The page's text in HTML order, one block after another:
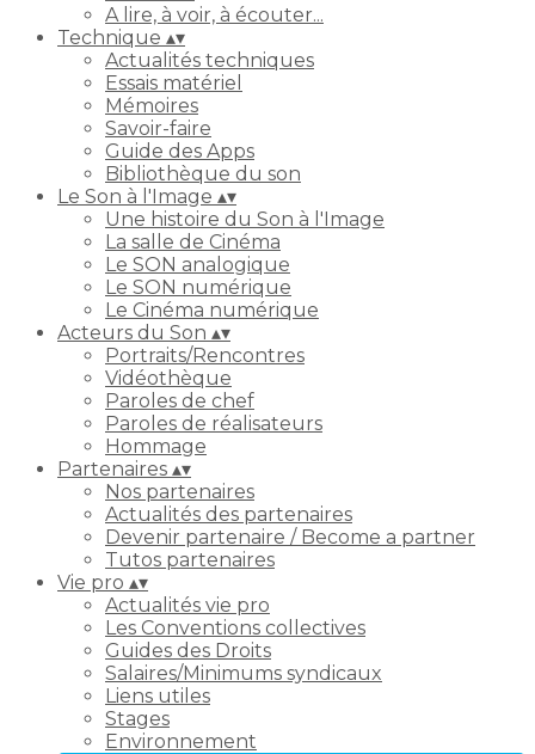
A lire, à voir, à écouter...
Technique ▴▾
Actualités techniques
Essais matériel
Mémoires
Savoir-faire
Guide des Apps
Bibliothèque du son
Le Son à l'Image ▴▾
Une histoire du Son à l'Image
La salle de Cinéma
Le SON analogique
Le SON numérique
Le Cinéma numérique
Acteurs du Son ▴▾
Portraits/Rencontres
Vidéothèque
Paroles de chef
Paroles de réalisateurs
Hommage
Partenaires ▴▾
Nos partenaires
Actualités des partenaires
Devenir partenaire / Become a partner
Tutos partenaires
Vie pro ▴▾
Actualités vie pro
Les Conventions collectives
Guides des Droits
Salaires/Minimums syndicaux
Liens utiles
Stages
Environnement